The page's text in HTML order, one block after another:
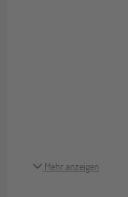
Mehr anzeigen